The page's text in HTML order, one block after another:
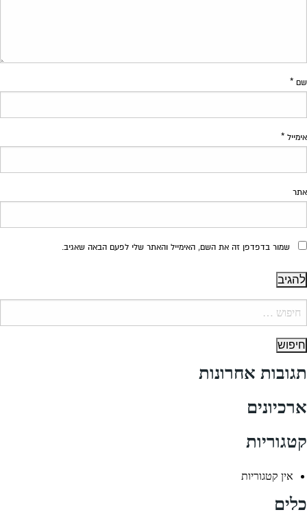
שם *
אימייל *
אתר
שמור בדפדפן זה את השם, האימייל והאתר שלי לפעם הבאה שאגיב.
תגובות אחרונות
ארכיונים
קטגוריות
אין קטגוריות
כלים